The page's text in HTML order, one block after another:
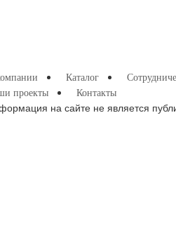
Каталог
проекты
Контакты
на сайте не является